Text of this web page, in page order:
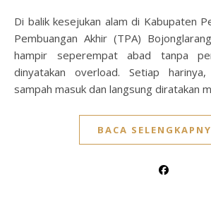
Di balik kesejukan alam di Kabupaten Pekalongan, Tempat
Pembuangan Akhir (TPA)
hampir seperempat abad tanpa
dinyatakan overload. Setiap
sampah masuk dan langsung diratakan
BACA